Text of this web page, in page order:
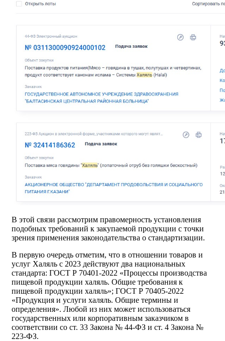
В этой связи рассмотрим правомерность установления
подобных требований к закупаемой продукции с точки
зрения применения законодательства о стандартизации.
В первую очередь отметим, что в отношении товаров и
услуг Халяль c 2023 действуют два национальных
стандарта: ГОСТ Р 70401-2022 «Процессы производства
пищевой продукции халяль. Общие требования к
пищевой продукции халяль»; ГОСТ Р 70405-2022
«Продукция и услуги халяль. Общие термины и
определения». Любой из них может использоваться
государственных или корпоративным заказчиком в
соответствии со ст. 33 Закона № 44-ФЗ и ст. 4 Закона №
223-ФЗ.